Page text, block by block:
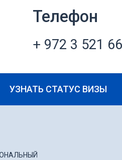
Телефон
+ 972 3 521
УЗНАТЬ СТАТУС ВИЗЫ